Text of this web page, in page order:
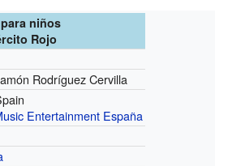
niños
Rojo
Rodríguez Cervilla
Entertainment España